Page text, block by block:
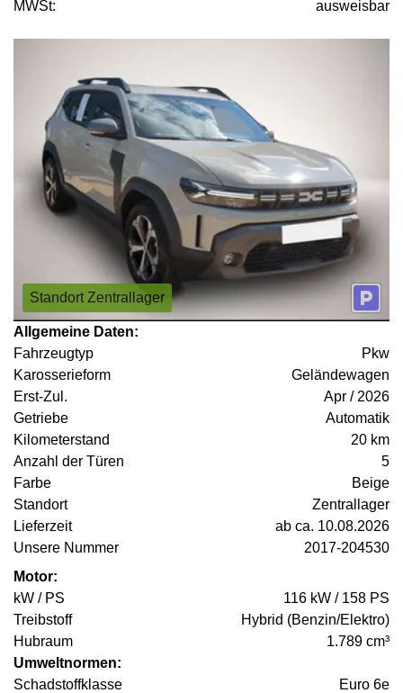
MWSt:
ausweisbar
Standort Zentrallager
Allgemeine Daten:
Fahrzeugtyp
Pkw
Karosserieform
Geländewagen
Erst-Zul.
Apr / 2026
Getriebe
Automatik
Kilometerstand
20 km
Anzahl der Türen
5
Farbe
Beige
Standort
Zentrallager
Lieferzeit
ab ca. 10.08.2026
Unsere Nummer
2017-204530
Motor:
kW / PS
116 kW / 158 PS
Treibstoff
Hybrid (Benzin/Elektro)
Hubraum
1.789 cm³
Umweltnormen:
Schadstoffklasse
Euro 6e